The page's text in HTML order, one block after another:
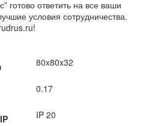
готово ответить на все ваши
условия сотрудничества.
80x80x32
0.17
IP 20